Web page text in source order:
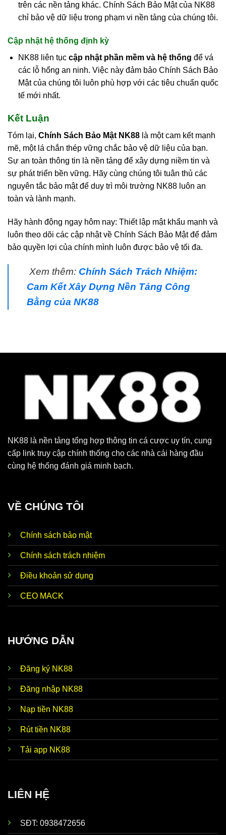
trên các nền tảng khác. Chính Sách Bảo Mật của NK88
chỉ bảo vệ dữ liệu trong phạm vi nền tảng của chúng tôi.
Cập nhật hệ thống định kỳ
NK88 liên tục cập nhật phần mềm và hệ thống để vá
các lỗ hổng an ninh. Việc này đảm bảo Chính Sách Bảo
Mật của chúng tôi luôn phù hợp với các tiêu chuẩn quốc
tế mới nhất.
Kết Luận
Tóm lại, Chính Sách Bảo Mật NK88 là một cam kết mạnh
mẽ, một lá chắn thép vững chắc bảo vệ dữ liệu của bạn.
Sự an toàn thông tin là nền tảng để xây dựng niềm tin và
sự phát triển bền vững. Hãy cùng chúng tôi tuân thủ các
nguyên tắc bảo mật để duy trì môi trường NK88 luôn an
toàn và lành mạnh.
Hãy hành động ngay hôm nay: Thiết lập mật khẩu mạnh và
luôn theo dõi các cập nhật về Chính Sách Bảo Mật để đảm
bảo quyền lợi của chính mình luôn được bảo vệ tối đa.
Xem thêm: Chính Sách Trách Nhiệm:
Cam Kết Xây Dựng Nền Tảng Công
Bằng của NK88
NK88 là nền tảng tổng hợp thông tin cá cược uy tín, cung
cấp link truy cập chính thống cho các nhà cái hàng đầu
cùng hệ thống đánh giá minh bạch.
VỀ CHÚNG TÔI
Chính sách bảo mật
Chính sách trách nhiệm
Điều khoản sử dụng
CEO MACK
HƯỚNG DẪN
Đăng ký NK88
Đăng nhập NK88
Nạp tiền NK88
Rút tiền NK88
Tải app NK88
LIÊN HỆ
SĐT: 0938472656